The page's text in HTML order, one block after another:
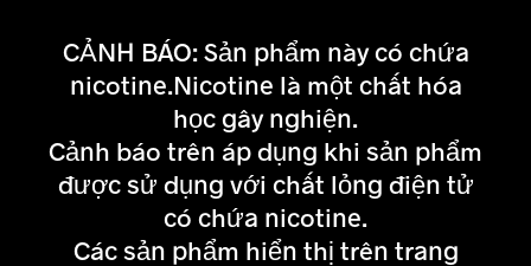
CẢNH BÁO: Sản phẩm này có chứa
nicotine.Nicotine là một chất hóa
học gây nghiện.
Cảnh báo trên áp dụng khi sản phẩm
được sử dụng với chất lỏng điện tử
có chứa nicotine.
Các sản phẩm hiển thị trên trang